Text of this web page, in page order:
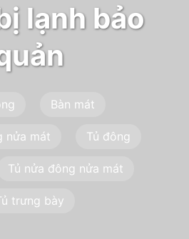
lạnh bảo
Bàn mát
nửa mát Tủ đông
Tủ nửa đông nửa mát
trưng bày